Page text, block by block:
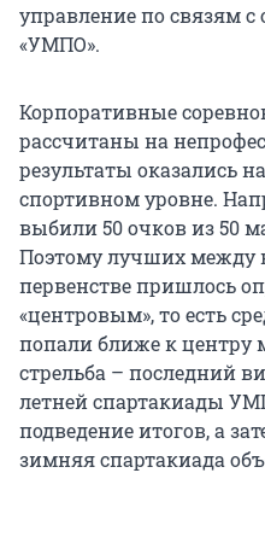
управление по связям
«УМПО».
Корпоративные
рассчитаны на
результаты оказались
спортивном уровне.
выбили 50 очков из 50
Поэтому лучших
первенстве пришлось
«центровым», то есть
попали ближе к центру
стрельба – последний
летней спартакиады
подведение итогов, а
зимняя спартакиада